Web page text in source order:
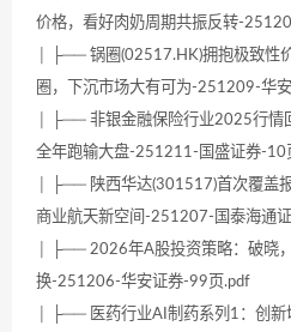
价格，看好肉奶周期共振反转-
│ ├── 锅圈(02517.HK)拥抱极致性
圈，下沉市场大有可为-251209-华
│ ├── 非银金融保险行业2025行情
全年跑输大盘-251211-国盛证券-10
│ ├── 陕西华达(301517)首次覆盖
商业航天新空间-251207-国泰海通
│ ├── 2026年A股投资策略：破晓
换-251206-华安证券-99页.pdf
│ ├── 医药行业AI制药系列1：创